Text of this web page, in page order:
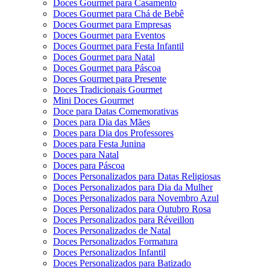
Doces Gourmet para Casamento
Doces Gourmet para Chá de Bebê
Doces Gourmet para Empresas
Doces Gourmet para Eventos
Doces Gourmet para Festa Infantil
Doces Gourmet para Natal
Doces Gourmet para Páscoa
Doces Gourmet para Presente
Doces Tradicionais Gourmet
Mini Doces Gourmet
Doce para Datas Comemorativas
Doces para Dia das Mães
Doces para Dia dos Professores
Doces para Festa Junina
Doces para Natal
Doces para Páscoa
Doces Personalizados para Datas Religiosas
Doces Personalizados para Dia da Mulher
Doces Personalizados para Novembro Azul
Doces Personalizados para Outubro Rosa
Doces Personalizados para Réveillon
Doces Personalizados de Natal
Doces Personalizados Formatura
Doces Personalizados Infantil
Doces Personalizados para Batizado